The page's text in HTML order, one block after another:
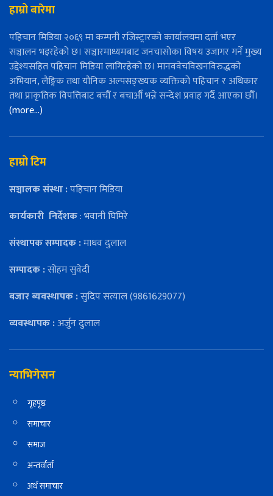
हाम्रो बारेमा
पहिचान मिडिया २०६९ मा कम्पनी रजिस्ट्रारको कार्यालयमा दर्ता भएर
सञ्चालन भइरहेको छ। सञ्चारमाध्यमबाट जनचासोका विषय उजागर गर्ने मुख्य
उद्देश्यसहित पहिचान मिडिया लागिरहेको छ। मानववेचविखनविरुद्धको
अभियान, लैङ्गिक तथा यौनिक अल्पसङ्ख्यक व्यक्तिको पहिचान र अधिकार
तथा प्राकृतिक विपत्तिबाट बचौँ र बचाऔँ भन्ने सन्देश प्रवाह गर्दै आएका छौँ।
(more…)
हाम्रो टिम
सञ्चालक संस्था :पहिचान मिडिया
कार्यकारी निर्देशक: भवानी घिमिरे
संस्थापक सम्पादक :माधव दुलाल
सम्पादक :सोहम सुवेदी
बजार ब्यवस्थापक :सुदिप सत्याल (9861629077)
व्यवस्थापक :अर्जुन दुलाल
न्याभिगेसन
गृहपृष्ठ
समाचार
समाज
अन्तर्वार्ता
अर्थ समाचार